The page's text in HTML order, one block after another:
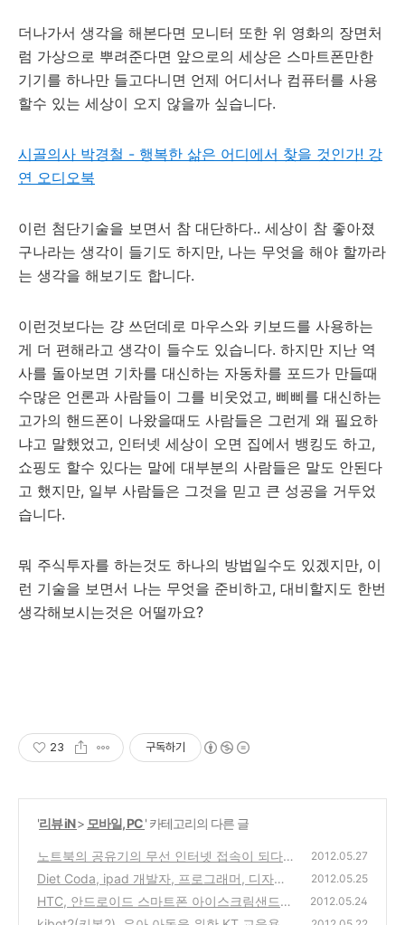
더나가서 생각을 해본다면 모니터 또한 위 영화의 장면처
럼 가상으로 뿌려준다면 앞으로의 세상은 스마트폰만한
기기를 하나만 들고다니면 언제 어디서나 컴퓨터를 사용
할수 있는 세상이 오지 않을까 싶습니다.
시골의사 박경철 - 행복한 삶은 어디에서 찾을 것인가! 강
연 오디오북
이런 첨단기술을 보면서 참 대단하다.. 세상이 참 좋아졌
구나라는 생각이 들기도 하지만, 나는 무엇을 해야 할까라
는 생각을 해보기도 합니다.
이런것보다는 걍 쓰던데로 마우스와 키보드를 사용하는
게 더 편해라고 생각이 들수도 있습니다. 하지만 지난 역
사를 돌아보면 기차를 대신하는 자동차를 포드가 만들때
수많은 언론과 사람들이 그를 비웃었고, 삐삐를 대신하는
고가의 핸드폰이 나왔을때도 사람들은 그런게 왜 필요하
냐고 말했었고, 인터넷 세상이 오면 집에서 뱅킹도 하고,
쇼핑도 할수 있다는 말에 대부분의 사람들은 말도 안된다
고 했지만, 일부 사람들은 그것을 믿고 큰 성공을 거두었
습니다.
뭐 주식투자를 하는것도 하나의 방법일수도 있겠지만, 이
런 기술을 보면서 나는 무엇을 준비하고, 대비할지도 한번
생각해보시는것은 어떨까요?
23 구독하기
'리뷰 iN> 모바일, PC' 카테고리의 다른 글
노트북의 공유기의 무선 인터넷 접속이 되다가
안되다가 하는 경우의 채널설정 변경을 통한
해결방법
(8)
2012.05.27
Diet Coda, ipad 개발자, 프로그래머, 디자이
너용 웹에디터 추천 프로그램 아이패드앱
(0)
2012.05.25
HTC, 안드로이드 스마트폰 아이스크림샌드위
치 4.0 업데이트 일정 공개과 KT의 일정은?
2012.05.24